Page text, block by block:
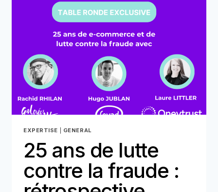
FRAUDE
?
EXPERTISE GENERAL
25 ans de lutte
contre la fraude :